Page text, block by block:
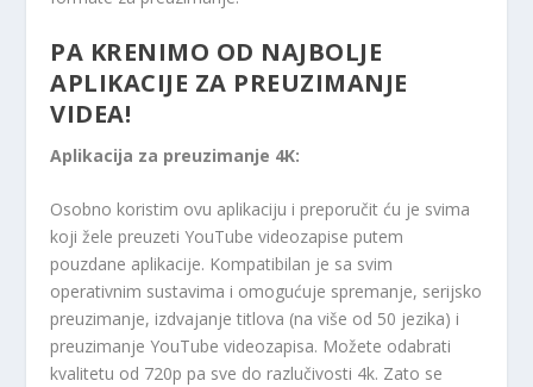
PA KRENIMO OD NAJBOLJE
APLIKACIJE ZA PREUZIMANJE
VIDEA!
Aplikacija za preuzimanje 4K:
Osobno koristim ovu aplikaciju i preporučit ću je svima
koji žele preuzeti YouTube videozapise putem
pouzdane aplikacije. Kompatibilan je sa svim
operativnim sustavima i omogućuje spremanje, serijsko
preuzimanje, izdvajanje titlova (na više od 50 jezika) i
preuzimanje YouTube videozapisa. Možete odabrati
kvalitetu od 720p pa sve do razlučivosti 4k. Zato se